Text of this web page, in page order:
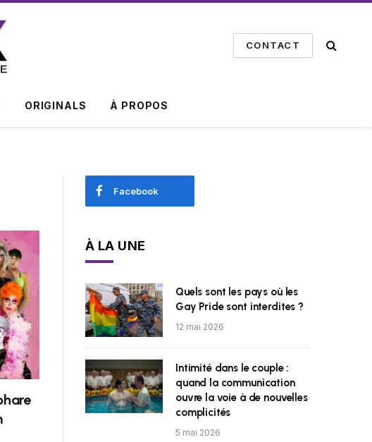
CONTACT
ORIGINALS À PROPOS
Facebook
À LA UNE
Quels sont les pays où les
Gay Pride sont interdites ?
12 mai 2026
Intimité dans le couple :
quand la communication
ouvre la voie à de nouvelles
complicités
5 mai 2026